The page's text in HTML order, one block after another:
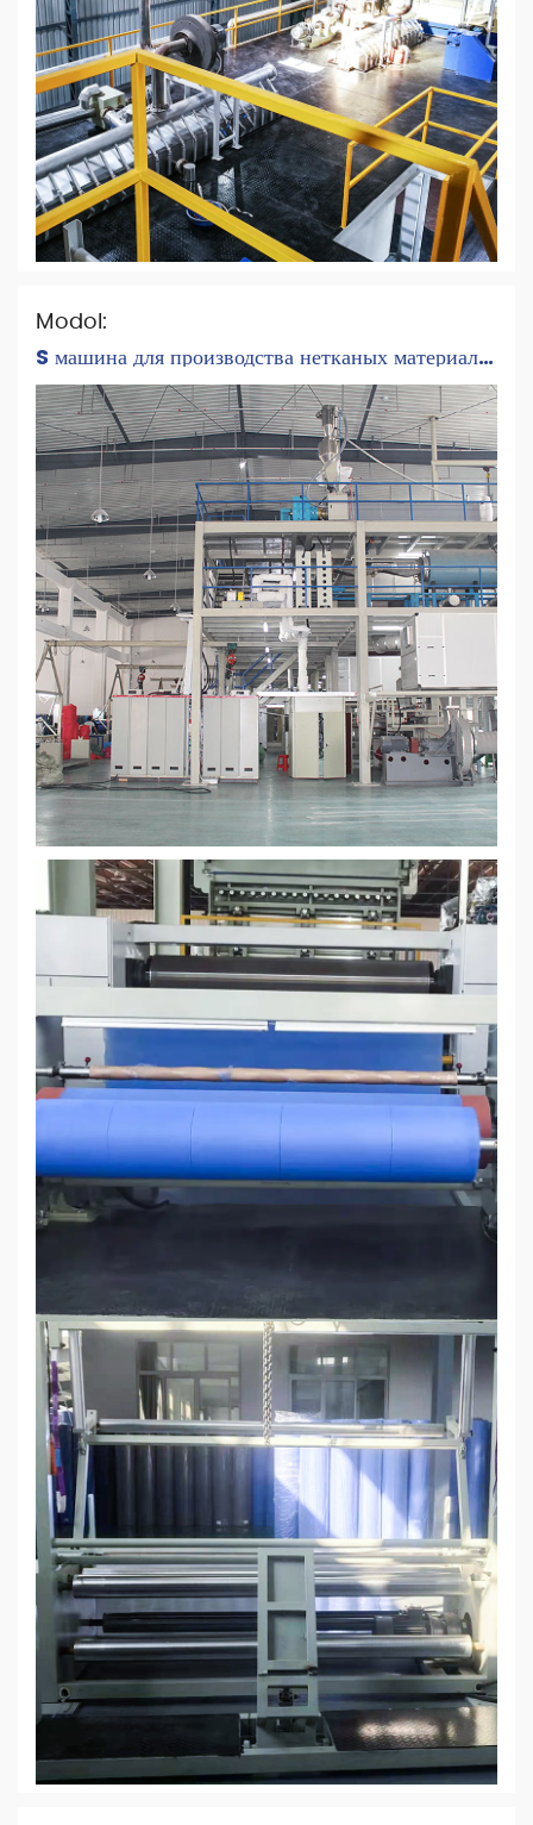
Modol:
S машина для производства нетканых материалов